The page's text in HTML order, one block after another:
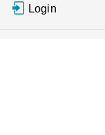
Login